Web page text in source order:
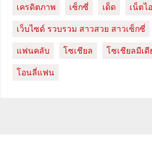
เครดิตภาพ
เซ็กซี่ เด็ด เน็ตไ
เว็บไซด์ รวบรวม สาวสวย สาวเซ็กซี่
แฟนคลับ
โซเชียล โซเชียลมีเดี
โอนลี่แฟน